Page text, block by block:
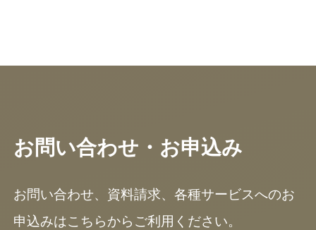
お問い合わせ・お申込み
お問い合わせ、資料請求、各種サービスへのお
申込みはこちらからご利用ください。